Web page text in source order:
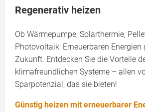
Regenerativ heizen
Ob Wärmepumpe, Solarthermie,
Photovoltaik: Erneuerbaren Energien
Zukunft. Entdecken Sie die Vorteile
klimafreundlichen Systeme – allen
Sparpotenzial, das sie bieten!
Günstig heizen mit erneuerbarer